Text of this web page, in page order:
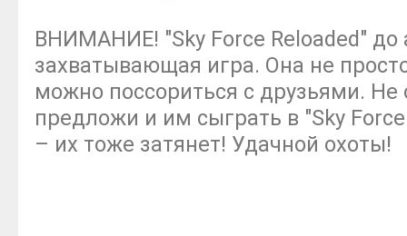
ВНИМАНИЕ! "Sky Force Reloaded" до
захватывающая игра. Она не
можно поссориться с друзьями. Не
предложи и им сыграть в "Sky
– их тоже затянет! Удачной охоты!